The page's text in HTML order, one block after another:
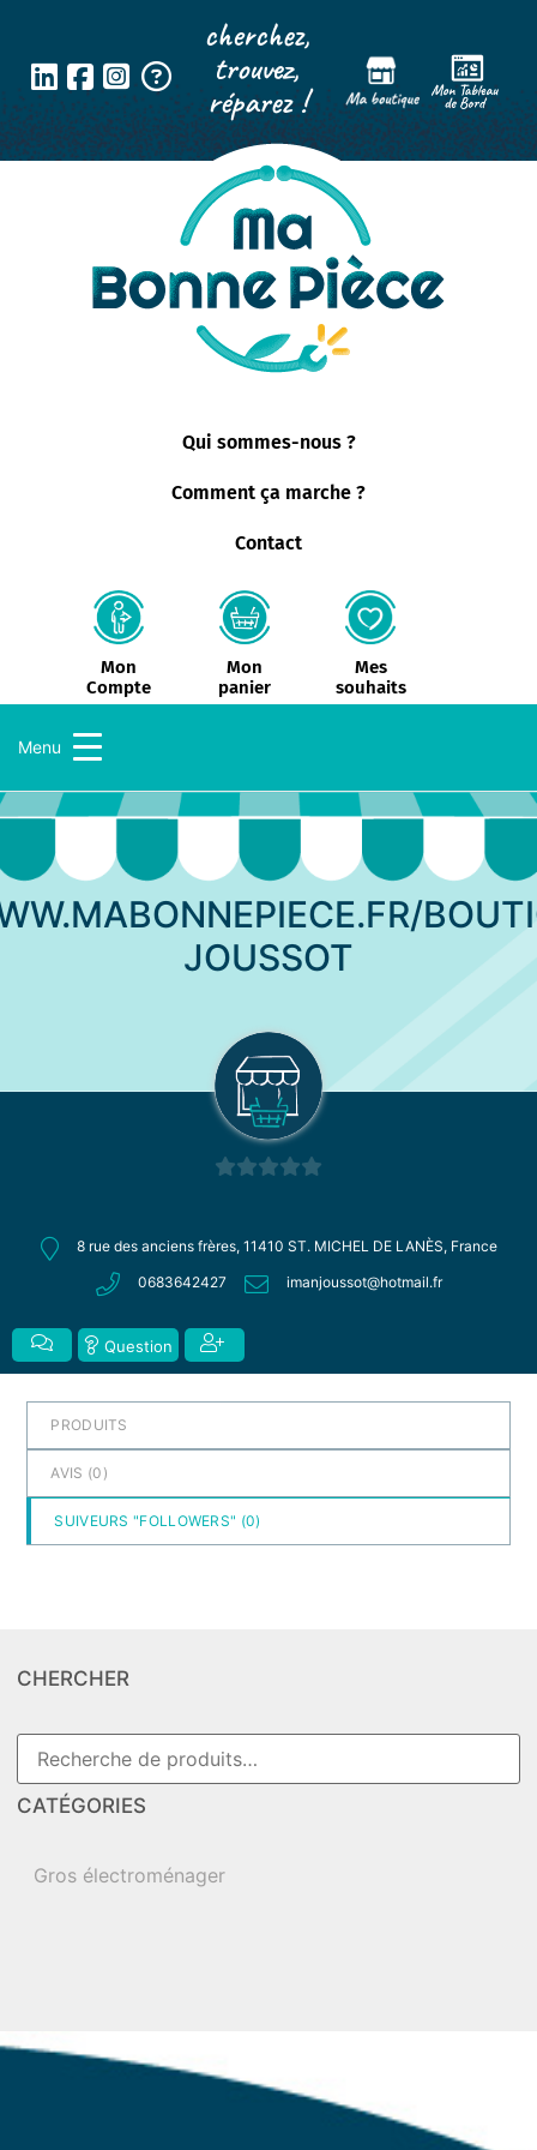
cherchez,
trouvez,
réparez !
Qui sommes-nous ?
Comment ça marche ?
Contact
Mon
Compte
Mon
panier
Mes
souhaits
Menu
JOUSSOT
5
8 rue des anciens frères, 11410 ST. MICHEL DE LANÈS, France
0683642427
imanjoussot@hotmail.fr
Question
PRODUITS
AVIS (0 )
SUIVEURS "FOLLOWERS" (0)
CHERCHER
CATÉGORIES
Gros électroménager